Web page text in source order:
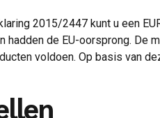
2015/2447 kunt u een
de EU-oorsprong. De
voldoen. Op basis van